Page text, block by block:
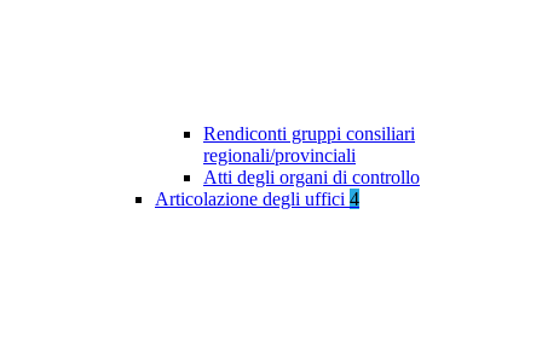
Rendiconti gruppi consiliari
regionali/provinciali
Atti degli organi di controllo
Articolazione degli uffici 4